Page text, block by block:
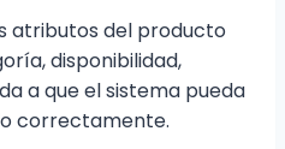
atributos del producto
disponibilidad,
a que el sistema pueda
correctamente.